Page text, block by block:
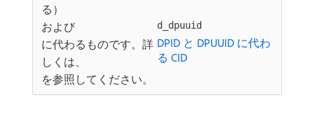
る）
および d_dpuuid
に代わるものです。詳
しくは、
DPID と DPUUID に代わ
る CID
を参照してください。